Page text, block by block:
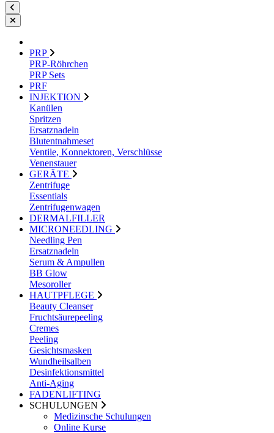
PRP
PRP-Röhrchen
PRP Sets
PRF
INJEKTION
Kanülen
Spritzen
Ersatznadeln
Blutentnahmeset
Ventile, Konnektoren, Verschlüsse
Venenstauer
GERÄTE
Zentrifuge
Essentials
Zentrifugenwagen
DERMALFILLER
MICRONEEDLING
Needling Pen
Ersatznadeln
Serum & Ampullen
BB Glow
Mesoroller
HAUTPFLEGE
Beauty Cleanser
Fruchtsäurepeeling
Cremes
Peeling
Gesichtsmasken
Wundheilsalben
Desinfektionsmittel
Anti-Aging
FADENLIFTING
SCHULUNGEN
Medizinsche Schulungen
Online Kurse